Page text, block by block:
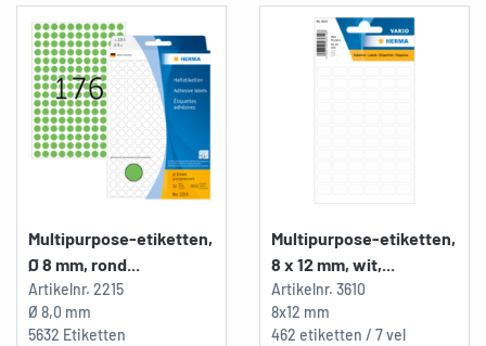
Multipurpose-etiketten,
Ø 8 mm, rond...
Artikelnr. 2215
Ø 8,0 mm
5632 Etiketten
Multipurpose-etiketten,
8 x 12 mm, wit,...
Artikelnr. 3610
8x12 mm
462 etiketten / 7 vel